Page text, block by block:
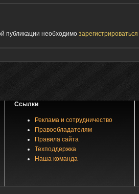
публикации необходимо зарегистрироваться
Ссылки
Реклама и сотрудничество
Правообладателям
Правила сайта
Техподдержка
Наша команда